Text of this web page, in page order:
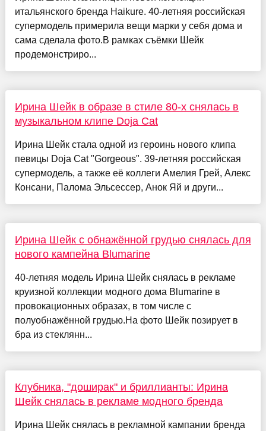
итальянского бренда Haikure. 40-летняя российская
супермодель примерила вещи марки у себя дома и
сама сделала фото.В рамках съёмки Шейк
продемонстриро...
Ирина Шейк в образе в стиле 80-х снялась в
музыкальном клипе Doja Cat
Ирина Шейк стала одной из героинь нового клипа
певицы Doja Cat "Gorgeous". 39-летняя российская
супермодель, а также её коллеги Амелия Грей, Алекс
Консани, Палома Эльсессер, Анок Яй и други...
Ирина Шейк с обнажённой грудью снялась для
нового кампейна Blumarine
40-летняя модель Ирина Шейк снялась в рекламе
круизной коллекции модного дома Blumarine в
провокационных образах, в том числе с
полуобнажённой грудью.На фото Шейк позирует в
бра из стеклянн...
Клубника, "доширак" и бриллианты: Ирина
Шейк снялась в рекламе модного бренда
Ирина Шейк снялась в рекламной кампании бренда